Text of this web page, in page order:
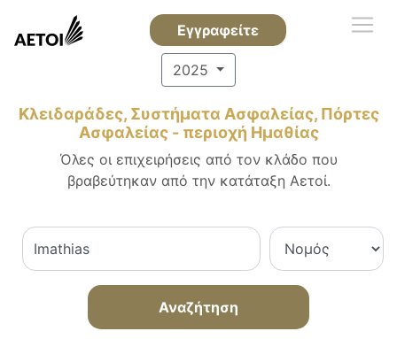
Εγγραφείτε
2025
Κλειδαράδες, Συστήματα Ασφαλείας, Πόρτες
Ασφαλείας - περιοχή Ημαθίας
Όλες οι επιχειρήσεις από τον κλάδο που
βραβεύτηκαν από την κατάταξη Αετοί.
Αναζήτηση